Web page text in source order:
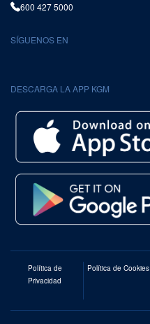
600 427 5000
SÍGUENOS EN
DESCARGA LA APP KGM
Política de
Privacidad
Política de Cookies